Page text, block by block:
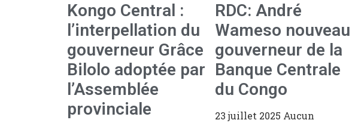
Kongo Central :
l’interpellation du
gouverneur Grâce
Bilolo adoptée par
l’Assemblée
provinciale
RDC: André
Wameso nouveau
gouverneur de la
Banque Centrale
du Congo
23 juillet 2025 Aucun